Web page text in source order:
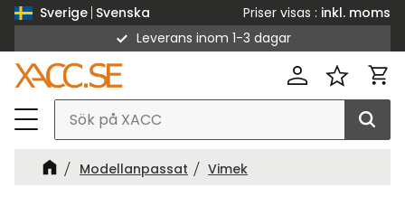
Sverige Svenska Priser visas
inkl. moms
Leverans inom 1-3 dagar
Modellanpassat Vimek